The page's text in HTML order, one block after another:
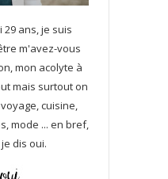
29 ans, je suis
m'avez-vous
mon acolyte à
mais surtout on
cuisine,
mode ... en bref,
dis oui.